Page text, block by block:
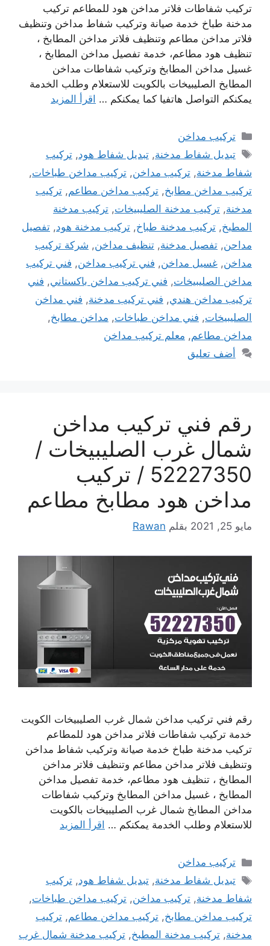
تركيب شفاطات فلاتر مداخن هود للمطاعم تركيب
مدخنة طباخ خدمة صيانة وتركيب شفاط مداخن وتنظيف
فلاتر مداخن مطاعم وتنظيف فلاتر مداخن المطابخ ،
تنظيف هود مطاعم، خدمة تفصيل مداخن المطابخ ،
غسيل مداخن المطابخ وتركيب شفاطات مداخن
المطابخ الصليبيخات بالكويت للاستعلام وطلب الخدمة
يمكنكم التواصل هاتفيا كما يمكنكم … اقرأ المزيد
التصنيفات
تركيب مداخن
الوسوم
تبديل شفاط مدخنة,تبديل شفاط هود,تركيب
شفاط مدخنة, تركيب مداخن, تركيب مداخن طباخات,
تركيب مداخن مطابخ, تركيب مداخن مطاعم, تركيب
مدخنة, تركيب مدخنة الصليبيخات, تركيب مدخنة
المطبخ, تركيب مدخنة طباخ, تركيب مدخنة هود, تفصيل
مداحن, تفصيل مدخنة, تنظيف مداخن, شركة تركيب
مداخن, غسيل مداخن, فني تركيب مداخن, فني تركيب
مداخن الصليبيخات, فني تركيب مداخن باكستاني, فني
تركيب مداخن هندي, فني تركيب مدخنة, فني مداخن
الصليبيخات, فني مداخن طباخات, مداخن مطابخ,
مداخن مطاعم, معلم تركيب مداخن
أضف تعليق
رقم فني تركيب مداخن
شمال غرب الصليبيخات /
52227350 / تركيب
مداخن هود مطابخ مطاعم
مايو 25, 2021 بقلم Rawan
رقم فني تركيب مداخن شمال غرب الصليبيخات الكويت
خدمة تركيب شفاطات فلاتر مداخن هود للمطاعم
تركيب مدخنة طباخ خدمة صيانة وتركيب شفاط مداخن
وتنظيف فلاتر مداخن مطاعم وتنظيف فلاتر مداخن
المطابخ ، تنظيف هود مطاعم، خدمة تفصيل مداخن
المطابخ ، غسيل مداخن المطابخ وتركيب شفاطات
مداخن المطابخ شمال غرب الصليبيخات بالكويت
للاستعلام وطلب الخدمة يمكنكم … اقرأ المزيد
التصنيفات
تركيب مداخن
الوسوم
تبديل شفاط مدخنة,تبديل شفاط هود,تركيب
شفاط مدخنة, تركيب مداخن, تركيب مداخن طباخات,
تركيب مداخن مطابخ, تركيب مداخن مطاعم, تركيب
مدخنة, تركيب مدخنة المطبخ, تركيب مدخنة شمال غرب